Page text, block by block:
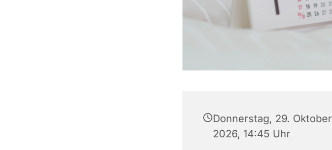
Donnerstag, 29. Oktober
2026, 14:45 Uhr